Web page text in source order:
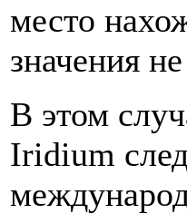
место
значения
В этом
Iridium